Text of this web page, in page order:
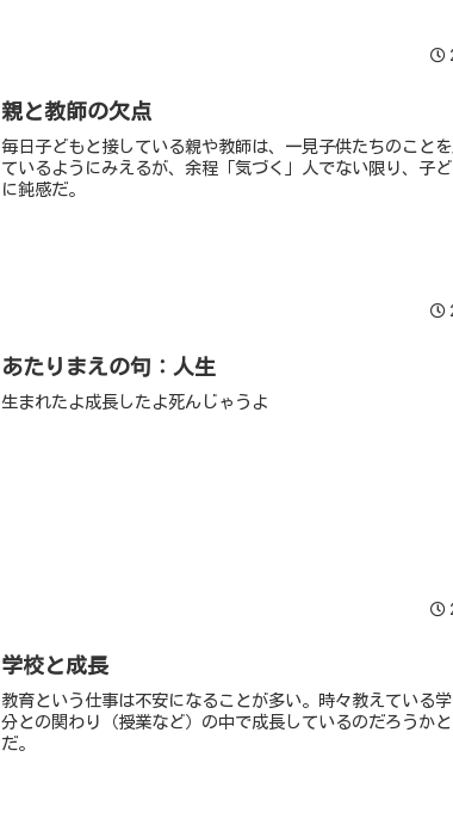
親と教師の欠点
毎日子どもと接している親や教師は、一見子供たちのこと
ているようにみえるが、余程「気づく」人でない限り、子
に鈍感だ。
あたりまえの句：人生
生まれたよ成長したよ死んじゃうよ
学校と成長
教育という仕事は不安になることが多い。時々教えている
分との関わり（授業など）の中で成長しているのだろうか
だ。